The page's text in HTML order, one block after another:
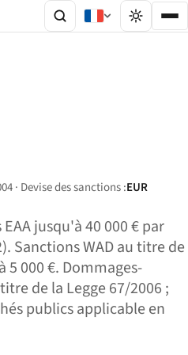
· Devise des sanctions :EUR
jusqu'à 40 000 € par
Sanctions WAD au titre de
5 000 €. Dommages-
de la Legge 67/2006 ;
publics applicable en